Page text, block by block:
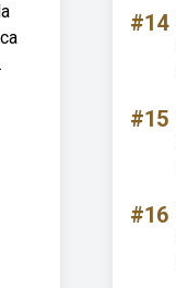
#14
#15
#16